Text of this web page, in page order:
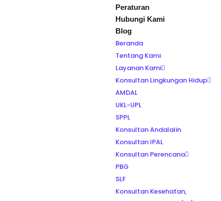
Peraturan
Hubungi Kami
Blog
Beranda
Tentang Kami
Layanan Kami
Konsultan Lingkungan Hidup
AMDAL
UKL-UPL
SPPL
Konsultan Andalalin
Konsultan IPAL
Konsultan Perencana
PBG
SLF
Konsultan Kesehatan,